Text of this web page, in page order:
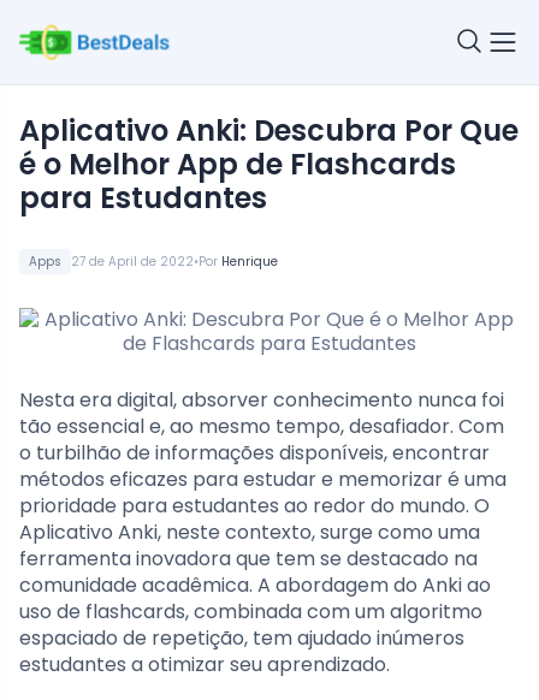
Apps 27 de April de 2022•Por Henrique
Aplicativo Anki: Descubra Por Que
é o Melhor App de Flashcards
para Estudantes
Nesta era digital, absorver conhecimento nunca foi
tão essencial e, ao mesmo tempo, desafiador. Com
o turbilhão de informações disponíveis, encontrar
métodos eficazes para estudar e memorizar é uma
prioridade para estudantes ao redor do mundo. O
Aplicativo Anki, neste contexto, surge como uma
ferramenta inovadora que tem se destacado na
comunidade acadêmica. A abordagem do Anki ao
uso de flashcards, combinada com um algoritmo
espaciado de repetição, tem ajudado inúmeros
estudantes a otimizar seu aprendizado.